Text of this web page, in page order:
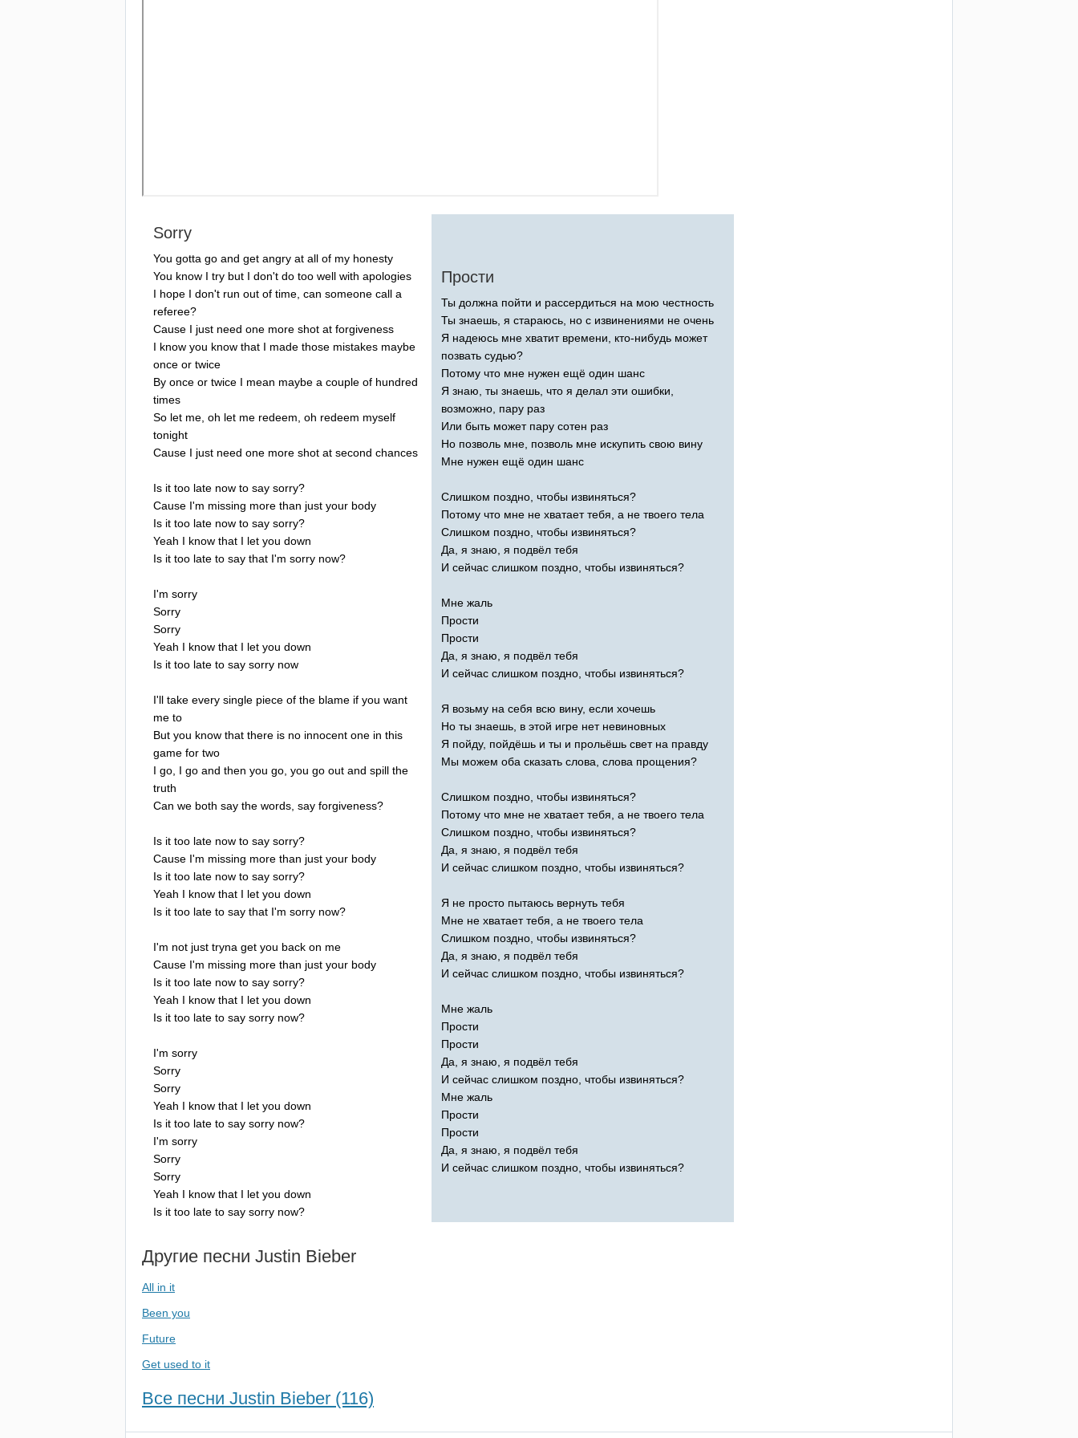
Sorry
You gotta go and get angry at all of my honesty
You know I try but I don't do too well with apologies
I hope I don't run out of time can someone call a
referee?
Cause I just need one more shot at forgiveness
I know you know that I made those mistakes maybe
once or twice
By once or twice I mean maybe a couple of hundred
times
So let me oh let me redeem oh redeem myself
tonight
Cause I just need one more shot at second chances
Is it too late now to say sorry?
Cause I'm missing more than just your body
Is it too late now to say sorry?
Yeah I know that I let you down
Is it too late to say that I'm sorry now?
I'm sorry
Sorry
Sorry
Yeah I know that I let you down
Is it too late to say sorry now
I'll take every single piece of the blame if you want
me to
But you know that there is no innocent one in this
game for two
I go I go and then you go you go out and spill the
truth
Can we both say the words say forgiveness?
Is it too late now to say sorry?
Cause I'm missing more than just your body
Is it too late now to say sorry?
Yeah I know that I let you down
Is it too late to say that I'm sorry now?
I'm not just tryna get you back on me
Cause I'm missing more than just your body
Is it too late now to say sorry?
Yeah I know that I let you down
Is it too late to say sorry now?
I'm sorry
Sorry
Sorry
Yeah I know that I let you down
Is it too late to say sorry now?
I'm sorry
Sorry
Sorry
Yeah I know that I let you down
Is it too late to say sorry now?
Прости
Ты должна пойти и рассердиться на мою честность
Ты знаешь, я стараюсь, но с извинениями не очень
Я надеюсь мне хватит времени, кто-нибудь может
позвать судью?
Потому что мне нужен ещё один шанс
Я знаю, ты знаешь, что я делал эти ошибки,
возможно, пару раз
Или быть может пару сотен раз
Но позволь мне, позволь мне искупить свою вину
Мне нужен ещё один шанс
Слишком поздно, чтобы извиняться?
Потому что мне не хватает тебя, а не твоего тела
Слишком поздно, чтобы извиняться?
Да, я знаю, я подвёл тебя
И сейчас слишком поздно, чтобы извиняться?
Мне жаль
Прости
Прости
Да, я знаю, я подвёл тебя
И сейчас слишком поздно, чтобы извиняться?
Я возьму на себя всю вину, если хочешь
Но ты знаешь, в этой игре нет невиновных
Я пойду, пойдёшь и ты и прольёшь свет на правду
Мы можем оба сказать слова, слова прощения?
Слишком поздно, чтобы извиняться?
Потому что мне не хватает тебя, а не твоего тела
Слишком поздно, чтобы извиняться?
Да, я знаю, я подвёл тебя
И сейчас слишком поздно, чтобы извиняться?
Я не просто пытаюсь вернуть тебя
Мне не хватает тебя, а не твоего тела
Слишком поздно, чтобы извиняться?
Да, я знаю, я подвёл тебя
И сейчас слишком поздно, чтобы извиняться?
Мне жаль
Прости
Прости
Да, я знаю, я подвёл тебя
И сейчас слишком поздно, чтобы извиняться?
Мне жаль
Прости
Прости
Да, я знаю, я подвёл тебя
И сейчас слишком поздно, чтобы извиняться?
Другие песни Justin Bieber
All in it
Been you
Future
Get used to it
Все песни Justin Bieber (116)